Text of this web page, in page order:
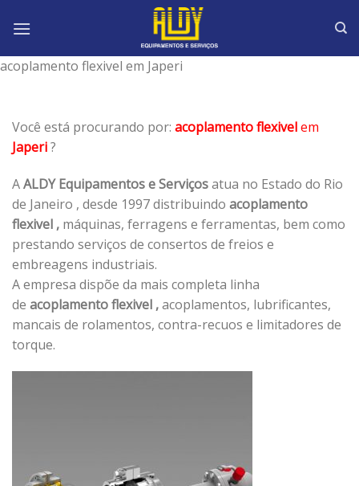
acoplamento flexivel em Japeri
Você está procurando por: acoplamento flexivelem
Japeri?
AALDY Equipamentos e Serviçosatua no Estado do Rio
de Janeiro , desde 1997 distribuindo acoplamento
flexivel , máquinas, ferragens e ferramentas, bem como
prestando serviços de consertos de freios e
embreagens industriais.
A empresa dispõe da mais completa linha
de acoplamento flexivel ,acoplamentos, lubrificantes,
mancais de rolamentos, contra-recuos e limitadores de
torque.